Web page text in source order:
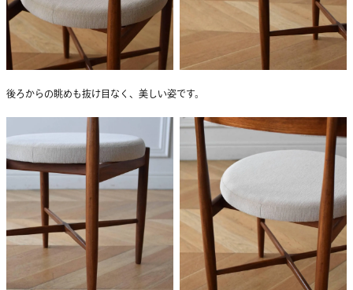
後ろからの眺めも抜け目なく、美しい姿です。